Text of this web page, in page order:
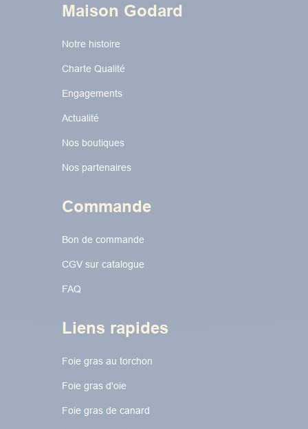
Maison Godard
Notre histoire
Charte Qualité
Engagements
Actualité
Nos boutiques
Nos partenaires
Commande
Bon de commande
CGV sur catalogue
FAQ
Liens rapides
Foie gras au torchon​​​​
Foie gras d'oie
Foie gras de canard